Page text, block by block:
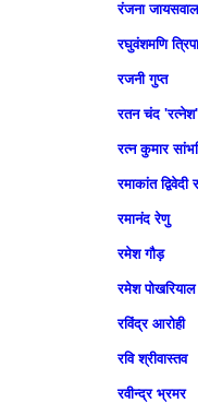
रंजना जायसवाल
रघुवंशमणि
रजनी गुप्त
रत‍न चंद 'रत्‍नेश'
रत्न कुमार
रमाकांत द्विवेदी
रमानंद रेणु
रमेश गौड़
रमेश
रविंद्र आरोही
रवि श्रीवास्‍तव
रवीन्द्र भ्रमर